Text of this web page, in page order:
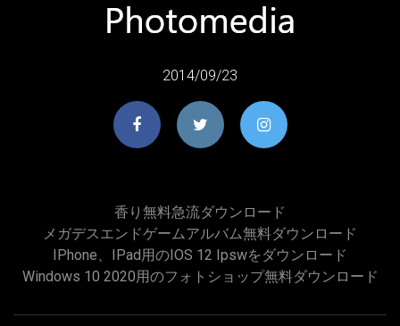
2014/09/23
香り無料急流ダウンロード
メガデスエンドゲームアルバム無料ダウンロード
IPhone、iPad用のiOS 12 Ipswをダウンロード
Windows 10 2020用のフォトショップ無料ダウンロード